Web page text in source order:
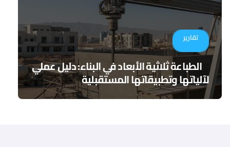
تقارير
الطباعة ثلاثية الأبعاد في البناء: دليل عملي
لآلياتها وتطبيقاتها المستقبلية